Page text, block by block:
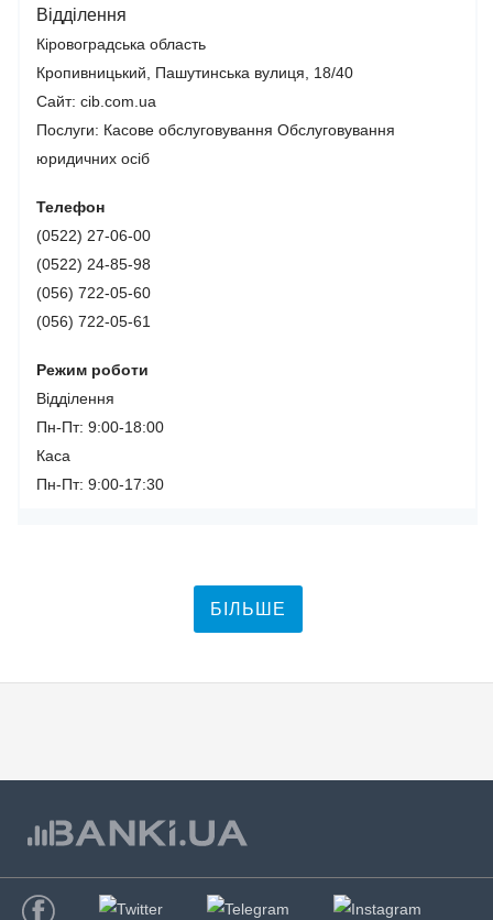
Відділення
Кіровоградська область
Кропивницький, Пашутинська вулиця, 18/40
Сайт: cib.com.ua
Послуги: Касове обслуговування Обслуговування
юридичних осіб
Телефон
(0522) 27-06-00
(0522) 24-85-98
(056) 722-05-60
(056) 722-05-61
Режим роботи
Відділення
Пн-Пт: 9:00-18:00
Каса
Пн-Пт: 9:00-17:30
БІЛЬШЕ